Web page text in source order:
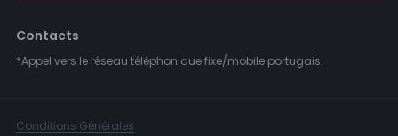
Contacts
*Appel vers le réseau téléphonique fixe/mobile portugais.
Conditions Générales